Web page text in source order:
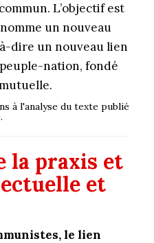
L’objectif est
un nouveau
dire un nouveau lien
nation, fondé
à l'analyse du texte publié
la praxis et
et
le lien